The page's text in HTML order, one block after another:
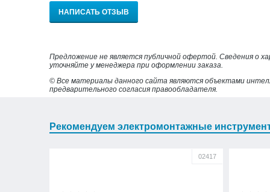
НАПИСАТЬ ОТЗЫВ
Предложение не является публичной офертой. Сведения о
уточняйте у менеджера при оформлении заказа.
© Все материалы данного сайта являются объектами
предварительного согласия правообладателя.
Рекомендуем электромонтажные
02417